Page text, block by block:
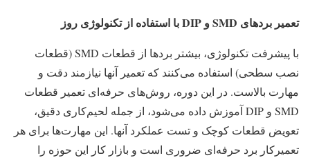
تعمیر بردهای و با استفاده از تکنولوژی روز
با پیشرفت تکنولوژی، بیشتر بردها از قطعات SMD (قطعات
نصب سطحی) استفاده می‌کنند که تعمیر آنها نیازمند دقت و
مهارت بالاست. در این دوره، روش‌های حرفه‌ای تعمیر قطعات
SMD و DIP آموزش داده می‌شود، از جمله لحیم‌کاری دقیق،
تعویض قطعات کوچک و تست عملکرد آنها. این مهارت‌ها برای هر
تعمیرکار برد حرفه‌ای ضروری است و بازار کار این حوزه را